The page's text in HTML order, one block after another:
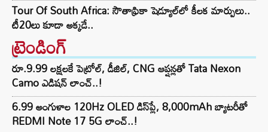
Tour Of South Africa: సౌతాఫ్రికా షెడ్యూల్‌లో కీలక మార్పులు..
టీ20లు కూడా అక్కడే..
ట్రెండింగ్‌
రూ.9.99 లక్షలకే పెట్రోల్, డీజిల్, CNG ఆప్షన్లతో Tata Nexon
Camo ఎడిషన్ లాంచ్..!
6.99 అంగుళాల 120Hz OLED డిస్‌ప్లే, 8,000mAh బ్యాటరీతో
REDMI Note 17 5G లాంచ్..!